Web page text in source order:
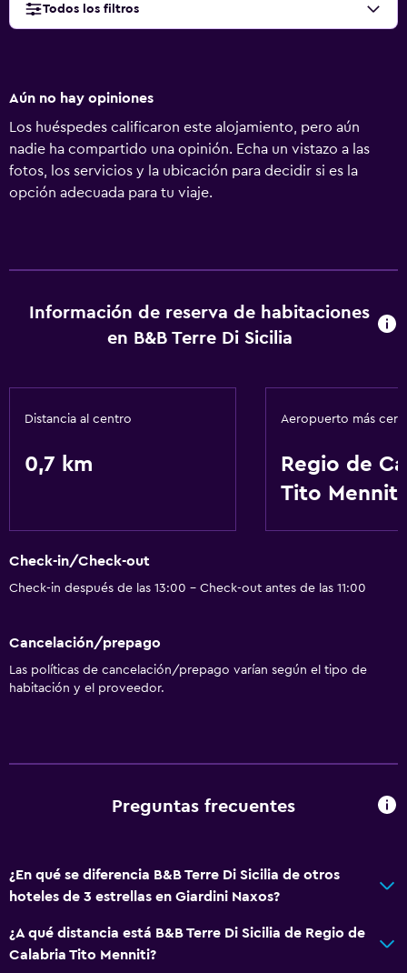
Todos los filtros
Aún no hay opiniones
Los huéspedes calificaron este alojamiento, pero aún
nadie ha compartido una opinión. Echa un vistazo a las
fotos, los servicios y la ubicación para decidir si es la
opción adecuada para tu viaje.
Información de reserva de habitaciones
en B&B Terre Di Sicilia
Distancia al centro
0,7 km
Aeropuerto más
Regio de
Tito Menniti
Check-in/Check-out
Check-in después de las 13:00 - Check-out antes de las 11:00
Cancelación/prepago
Las políticas de cancelación/prepago varían según el tipo de
habitación y el proveedor.
Preguntas frecuentes
¿En qué se diferencia B&B Terre Di Sicilia de otros
hoteles de 3 estrellas en Giardini Naxos?
¿A qué distancia está B&B Terre Di Sicilia de Regio de
Calabria Tito Menniti?